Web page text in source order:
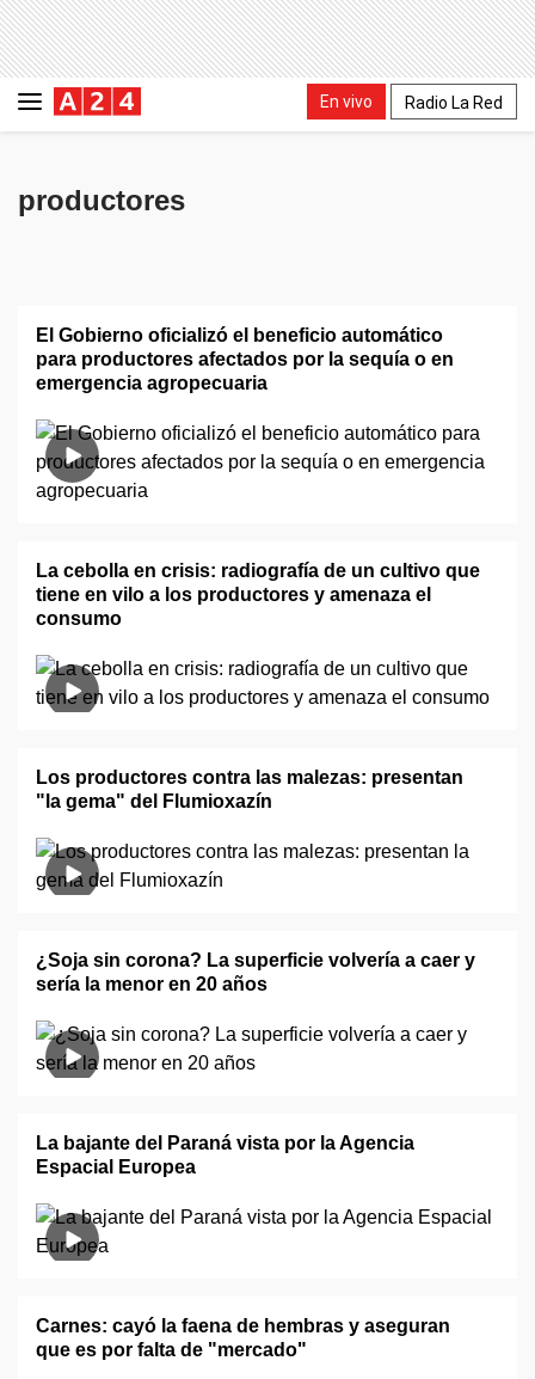
En vivo Radio La Red
productores
El Gobierno oficializó el beneficio automático
para productores afectados por la sequía o en
emergencia agropecuaria
La cebolla en crisis: radiografía de un cultivo que
tiene en vilo a los productores y amenaza el
consumo
Los productores contra las malezas: presentan
"la gema" del Flumioxazín
¿Soja sin corona? La superficie volvería a caer y
sería la menor en 20 años
La bajante del Paraná vista por la Agencia
Espacial Europea
Carnes: cayó la faena de hembras y aseguran
que es por falta de "mercado"